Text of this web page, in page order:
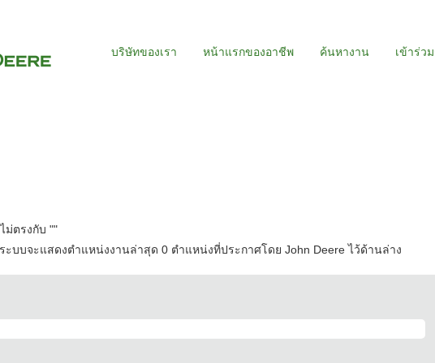
บริษัทของเรา หน้าแรกของอาชีพ ค้นหางาน เข้าร่ว
ม่ตรงกับ ""
บบจะแสดงตำแหน่งงานล่าสุด 0 ตำแหน่งที่ประกาศโดย John Deere ไว้ด้านล่าง